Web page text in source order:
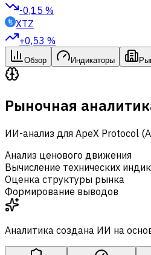
-0,15 %
XTZ
+0,53 %
Обзор Индикаторы
Рыночная
ИИ-анализ для ApeX Protocol
Анализ ценового движения
Вычисление технических
Оценка структуры рынка
Формирование выводов
Аналитика создана ИИ на